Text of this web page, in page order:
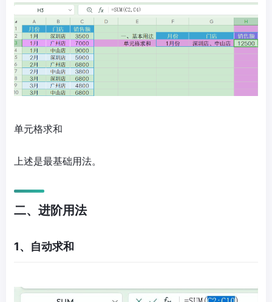
单元格求和
上述是最基础用法。
二、进阶用法
1、自动求和